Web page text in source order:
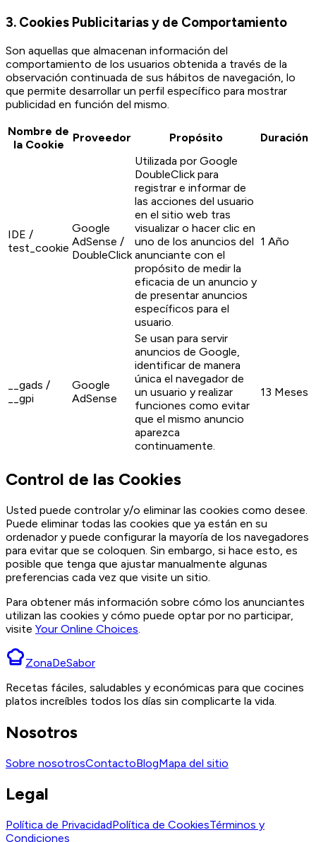
3. Cookies Publicitarias y de Comportamiento
Son aquellas que almacenan información del
comportamiento de los usuarios obtenida a través de la
observación continuada de sus hábitos de navegación, lo
que permite desarrollar un perfil específico para mostrar
publicidad en función del mismo.
Nombre de
la Cookie
Proveedor Propósito Duración
IDE /
test_cookie
Google
AdSense /
DoubleClick
Utilizada por Google
DoubleClick para
registrar e informar de
las acciones del usuario
en el sitio web tras
visualizar o hacer clic en
uno de los anuncios del
anunciante con el
propósito de medir la
eficacia de un anuncio y
de presentar anuncios
específicos para el
usuario.
1 Año
__gads /
__gpi
Google
AdSense
Se usan para servir
anuncios de Google,
identificar de manera
única el navegador de
un usuario y realizar
funciones como evitar
que el mismo anuncio
aparezca
continuamente.
13 Meses
Control de las Cookies
Usted puede controlar y/o eliminar las cookies como desee.
Puede eliminar todas las cookies que ya están en su
ordenador y puede configurar la mayoría de los navegadores
para evitar que se coloquen. Sin embargo, si hace esto, es
posible que tenga que ajustar manualmente algunas
preferencias cada vez que visite un sitio.
Para obtener más información sobre cómo los anunciantes
utilizan las cookies y cómo puede optar por no participar,
visite Your Online Choices
ZonaDeSabor
Recetas fáciles, saludables y económicas para que cocines
platos increíbles todos los días sin complicarte la vida.
Nosotros
Sobre nosotrosContactoBlogMapa del sitio
Legal
Política de PrivacidadPolítica de CookiesTérminos y
Condiciones